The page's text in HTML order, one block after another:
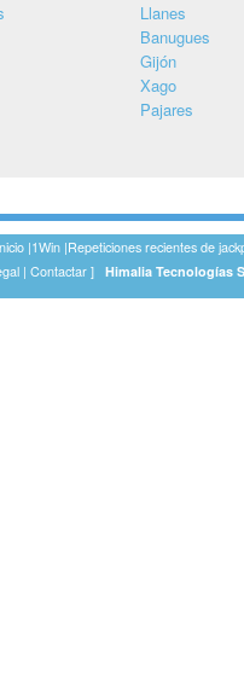
Llanes
Banugues
Gijón
Xago
Pajares
|1Win |Repeticiones recientes de
| Contactar Himalia Tecnologías